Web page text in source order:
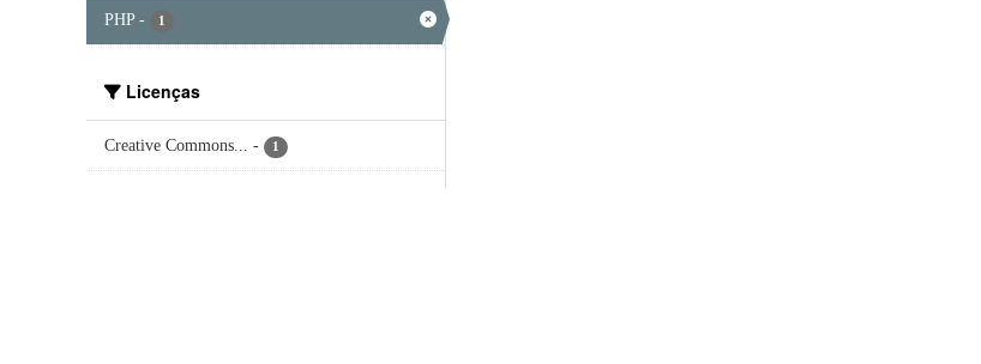
PHP - 1
Licenças
Creative Commons... - 1